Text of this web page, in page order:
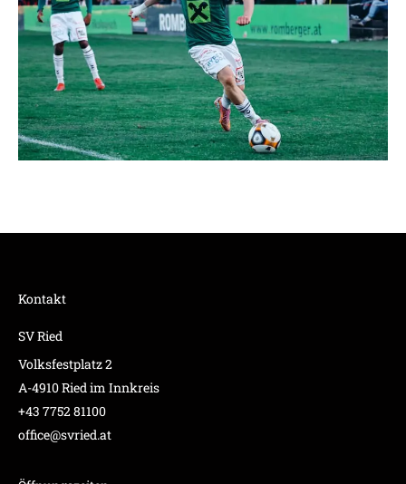
Kontakt
SV Ried
Volksfestplatz 2
A-4910 Ried im Innkreis
+43 7752 81100
office@svried.at